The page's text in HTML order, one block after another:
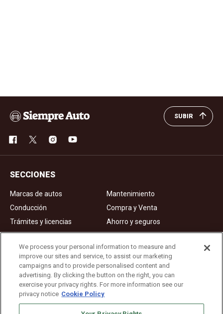
SUBIR
SECCIONES
Marcas de autos
Mantenimiento
Conducción
Compra y Venta
Trámites y licencias
Ahorro y seguros
Noticias
Videos de autos
Ad Choices
About Us
Editorial Guidelines
We process your personal information to measure and
improve our sites and service, to assist our marketing
campaigns and to provide personalised content and
advertising. By clicking the button on the right, you can
exercise your privacy rights. For more information see our
privacy notice Cookie Policy